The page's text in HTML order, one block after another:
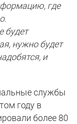
где
будет
нужно будет
и
службы
году в
более 80